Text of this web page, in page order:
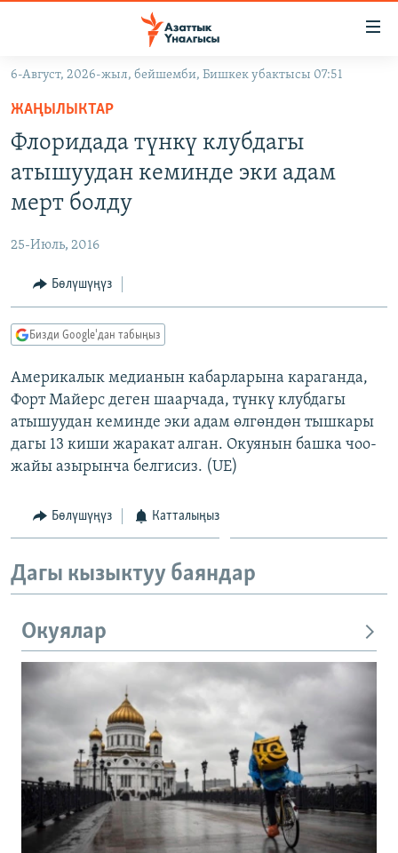
Навигацияга
өтүңүз
Издөөгө
салыңызКЫРГЫЗСТАН
МАДАНИЯТ
ДҮЙНӨ
УКРАИНА
ТВ ПРОГРАММАЛАР
БҮГҮН АЗАТТЫКТА
ДАНИСТЕ
АЗАТТЫК+
ЫҢГАЙСЫЗ СУРООЛОР
ПОДКАСТ
ОНЛАЙН ШЕРИНЕ
ЭЕ/АРнун бардык сайттары
6-Август, 2026-жыл, бейшемби, Бишкек убактысы 07:51
ЖАҢЫЛЫКТАР
Флоридада түнкү клубдагы
атышуудан кеминде эки адам
мерт болду
25-Июль, 2016
Бөлүшүңүз
Бизди Google'дан табыңыз
Америкалык медианын кабарларына караганда,
Форт Майерс деген шаарчада, түнкү клубдагы
атышуудан кеминде эки адам өлгөндөн тышкары
дагы 13 киши жаракат алган. Окуянын башка чоо-
жайы азырынча белгисиз. (UE)
Бөлүшүңүз Катталыңыз
Дагы кызыктуу баяндар
Окуялар